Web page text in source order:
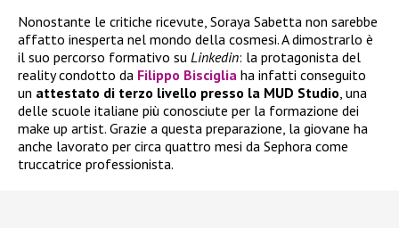
Nonostante le critiche ricevute, Soraya Sabetta non sarebbe
affatto inesperta nel mondo della cosmesi. A dimostrarlo è
il suo percorso formativo su Linkedin: la protagonista del
reality condotto da Filippo Bisciglia ha infatti conseguito
un attestato di terzo livello presso la MUD Studio, una
delle scuole italiane più conosciute per la formazione dei
make up artist. Grazie a questa preparazione, la giovane ha
anche lavorato per circa quattro mesi da Sephora come
truccatrice professionista.